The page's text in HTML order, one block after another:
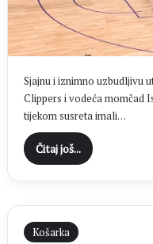
Sjajnu i iznimno uzbudljivu
Clippers i vodeća momčad
tijekom susreta imali…
Čitaj još...
Košarka